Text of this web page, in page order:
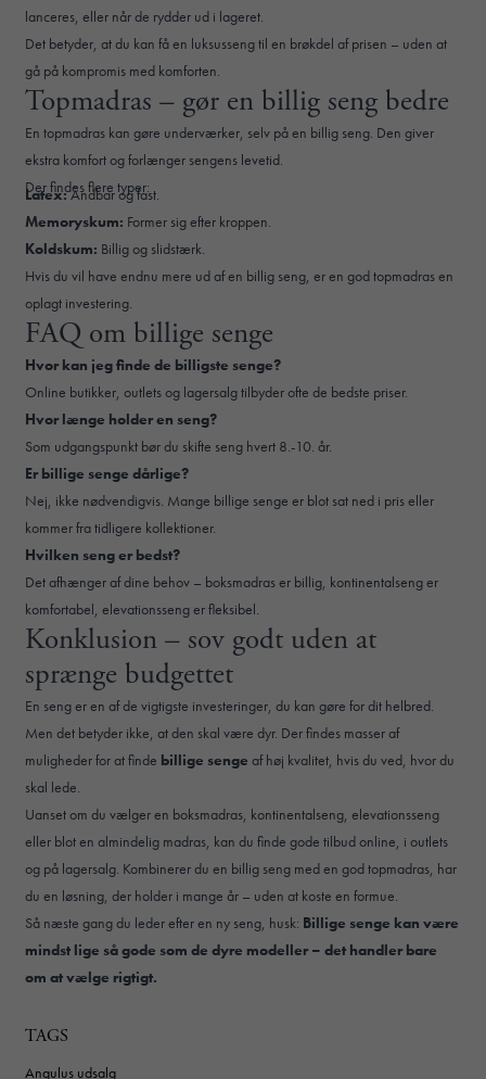
TAGS
Angulus udsalg
lanceres, eller når de rydder ud i lageret.
Det betyder, at du kan få en luksusseng til en brøkdel af prisen – uden at
gå på kompromis med komforten.
Topmadras – gør en billig seng bedre
En topmadras kan gøre underværker, selv på en billig seng. Den giver
ekstra komfort og forlænger sengens levetid.
Der findes flere typer:
Latex:Åndbar og fast.
Memoryskum: Former sig efter kroppen.
Koldskum: Billig og slidstærk.
Hvis du vil have endnu mere ud af en billig seng, er en god topmadras en
oplagt investering.
FAQ om billige senge
Hvor kan jeg finde de billigste senge?
Online butikker, outlets og lagersalg tilbyder ofte de bedste priser.
Hvor længe holder en seng?
Som udgangspunkt bør du skifte seng hvert 8.-10. år.
Er billige senge dårlige?
Nej, ikke nødvendigvis. Mange billige senge er blot sat ned i pris eller
kommer fra tidligere kollektioner.
Hvilken seng er bedst?
Det afhænger af dine behov – boksmadras er billig, kontinentalseng er
komfortabel, elevationsseng er fleksibel.
Konklusion – sov godt uden at
sprænge budgettet
En seng er en af de vigtigste investeringer, du kan gøre for dit helbred.
Men det betyder ikke, at den skal være dyr. Der findes masser af
muligheder for at finde billige senge af høj kvalitet, hvis du ved, hvor du
skal lede.
Uanset om du vælger en boksmadras, kontinentalseng, elevationsseng
eller blot en almindelig madras, kan du finde gode tilbud online, i outlets
og på lagersalg. Kombinerer du en billig seng med en god topmadras, har
du en løsning, der holder i mange år – uden at koste en formue.
Så næste gang du leder efter en ny seng, husk: Billige senge kan være
mindst lige så gode som de dyre modeller – det handler bare
om at vælge rigtigt.